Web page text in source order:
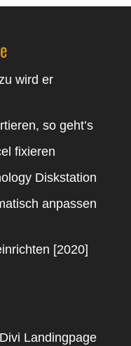
wird er
so geht’s
fixieren
Diskstation
anpassen
[2020]
Landingpage